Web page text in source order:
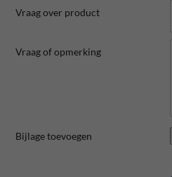
Vraag over product
Vraag of opmerking
Bijlage toevoegen